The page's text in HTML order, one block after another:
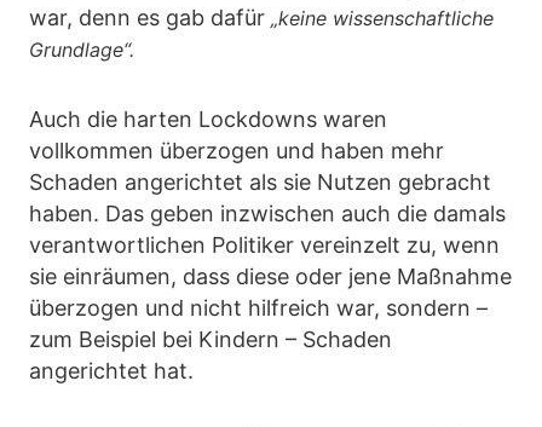
war, denn es gab dafür „keine wissenschaftliche
Grundlage“.
Auch die harten Lockdowns waren
vollkommen überzogen und haben mehr
Schaden angerichtet als sie Nutzen gebracht
haben. Das geben inzwischen auch die damals
verantwortlichen Politiker vereinzelt zu, wenn
sie einräumen, dass diese oder jene Maßnahme
überzogen und nicht hilfreich war, sondern –
zum Beispiel bei Kindern – Schaden
angerichtet hat.